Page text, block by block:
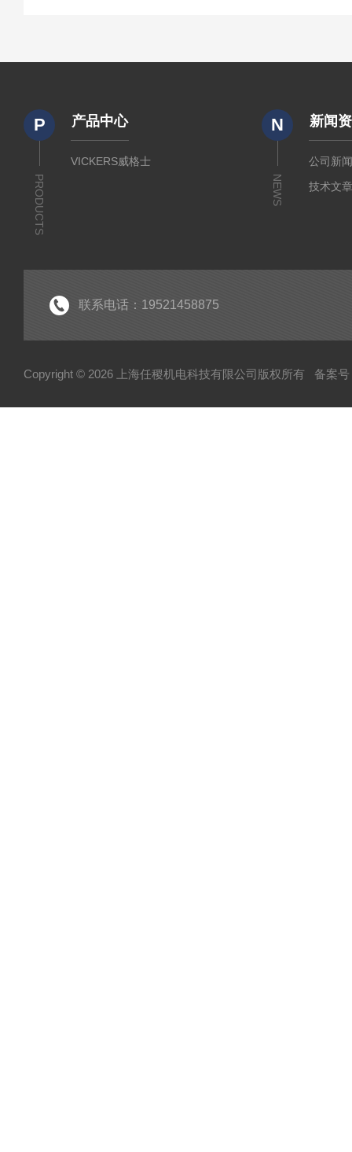
P
PRODUCTS
产品中心
VICKERS威格士
N
NEWS
新闻
公司新
技术文
联系电话：19521458875
Copyright © 2026 上海任稷机电科技有限公司版权所有 备案号